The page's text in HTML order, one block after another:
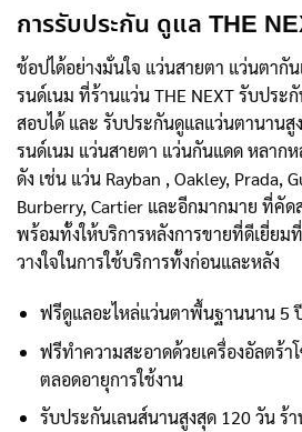
การรับประกัน ดูแล THE
ช้อปได้อย่างมั่นใจ แว่นสายตา แว่นตากั
รนด์เนม ที่ร้านแว่น THE NEXT รับประ
สอบได้ และ รับประกันดูแลแว่นตานาน
รนด์เนม แว่นสายตา แว่นกันแดด หลาก
ดัง เช่น แว่น Rayban , Oakley, Prada,
Burberry, Cartier และอีกมากมาย ที่คัด
พร้อมทั้งให้บริการหลังการขายที่ดีเยี่ยม
วางใจในการใช้บริการทั้งก่อนและหลัง
ฟรีดูแลอะไหล่แว่นตาพื้นฐานนาน 5
ฟรีทำความสะอาดด้วยเครื่องอัลตร้
ตลอดอายุการใช้งาน
รับประกันเลนส์นานสูงสุด 120 วัน ร้า